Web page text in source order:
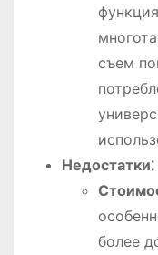
съем
Недостатки⁚
более